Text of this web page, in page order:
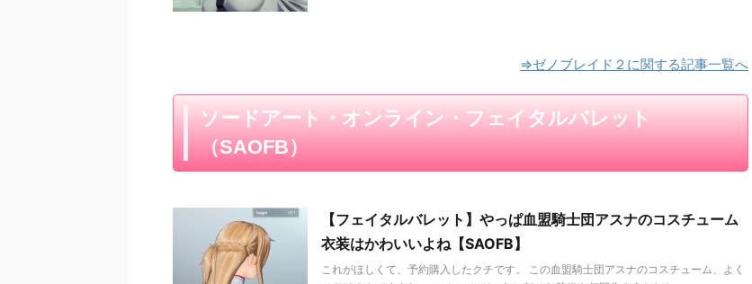
⇒ゼノブレイド２に関する記事一覧へ
ソードアート・オンライン・フェイタルバレット
（SAOFB）
【フェイタルバレット】やっぱ血盟騎士団アスナのコスチューム
衣装はかわいいよね【SAOFB】
これがほしくて、予約購入したクチです。 この血盟騎士団アスナのコスチューム、よく